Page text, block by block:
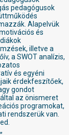
pedagógusok
Alapelvük
és
illetve a
a SWOT analízis,
és egyéni
érdekfeszítőek,
gondot
az önismeret
programokat,
rendszerük van.